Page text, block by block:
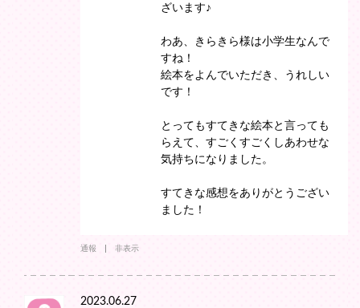
ざいます♪
わあ、きらきら様は小学生なんで
すね！
絵本をよんでいただき、うれしい
です！
とってもすてきな絵本と言っても
らえて、すごくすごくしあわせな
気持ちになりました。
すてきな感想をありがとうござい
ました！
通報 非表示
2023.06.27